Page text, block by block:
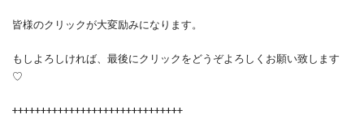
皆様のクリックが大変励みになります。
もしよろしければ、最後にクリックをどうぞよろしくお願い致します
♡
++++++++++++++++++++++++++++++